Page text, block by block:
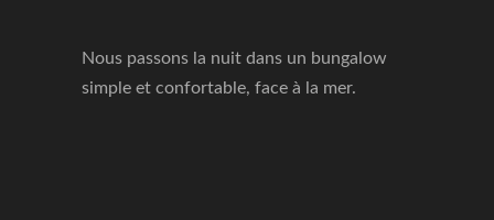
Nous passons la nuit dans un bungalow
simple et confortable, face à la mer.